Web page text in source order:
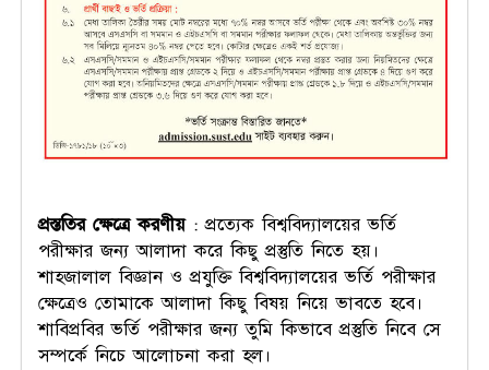
প্রস্ততির ক্ষেত্রে করণীয়: প্রত্যেক বিশ্ববিদ্যালয়ের ভর্তি
পরীক্ষার জন্য আলাদা করে কিছু প্রস্তুতি নিতে হয়।
শাহজালাল বিজ্ঞান ও প্রযুক্তি বিশ্ববিদ্যালয়ের ভর্তি পরীক্ষার
ক্ষেত্রেও তোমাকে আলাদা কিছু বিষয় নিয়ে ভাবতে হবে।
শাবিপ্রবির ভর্তি পরীক্ষার জন্য তুমি কিভাবে প্রস্তুতি নিবে সে
সম্পর্কে নিচে আলোচনা করা হল।